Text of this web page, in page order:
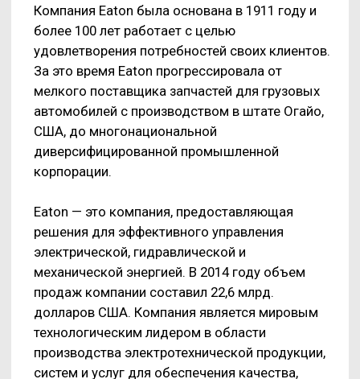
США, до многонациональной
диверсифицированной промышленной
Eaton — это компания, предоставляющая
решения для эффективного управления
электрической, гидравлической и
механической энергией. В 2014 году объем
продаж компании составил 22,6 млрд.
долларов США. Компания является мировым
технологическим лидером в области
производства электротехнической продукции,
передачи электроэнергии; осветительных
приборов и коммутационных устройств;
гидравлических компонентов для
промышленных и мобильных приложений;
комплектующих, обеспечивающих улучшение
эксплуатационных характеристик, экономию
топлива и безопасность легковых и грузовых
автомобилей.